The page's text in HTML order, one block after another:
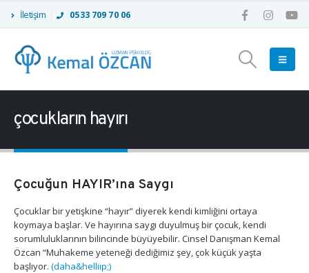
İletişim 0533 709 70 06
çocukların hayırı
Çocuğun HAYIR’ına Saygı
Çocuklar bir yetişkine “hayır” diyerek kendi kimliğini ortaya
koymaya başlar. Ve hayırına saygı duyulmuş bir çocuk, kendi
sorumluluklarının bilincinde büyüyebilir. Cinsel Danışman Kemal
Özcan “Muhakeme yeteneği dediğimiz şey, çok küçük yaşta
başlıyor. (daha&helliip;)